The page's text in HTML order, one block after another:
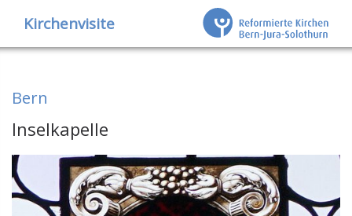
Kirchenvisite
Bern
Inselkapelle